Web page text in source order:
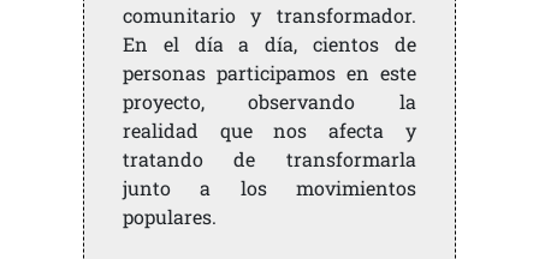
comunitario y transformador.
En el día a día, cientos de
personas participamos en este
proyecto, observando la
realidad que nos afecta y
tratando de transformarla
junto a los movimientos
populares.